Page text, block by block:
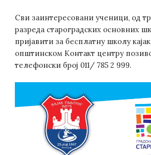
Сви заинтересовани ученици, од
разреда староградских основних
пријавити за бесплатну школу
општинском Контакт центру
телефонски број 011/ 785 2 999.